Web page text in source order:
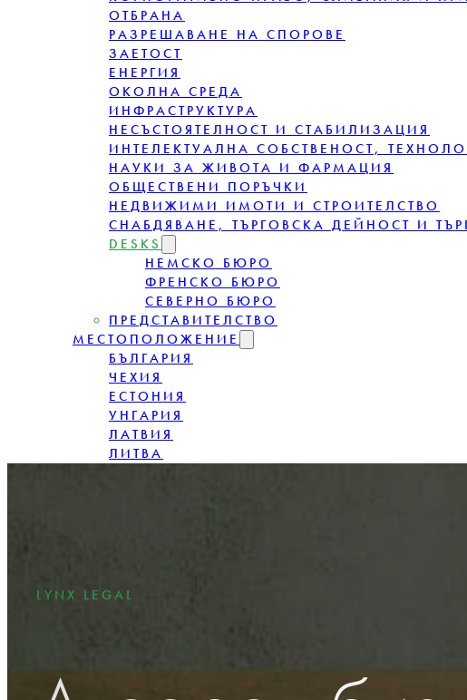
ОТБРАНА
РАЗРЕШАВАНЕ НА СПОРОВЕ
ЗАЕТОСТ
ЕНЕРГИЯ
ОКОЛНА СРЕДА
ИНФРАСТРУКТУРА
НЕСЪСТОЯТЕЛНОСТ И СТАБИЛИЗАЦИЯ
ИНТЕЛЕКТУАЛНА СОБСТВЕНОСТ,
НАУКИ ЗА ЖИВОТА И ФАРМАЦИЯ
ОБЩЕСТВЕНИ ПОРЪЧКИ
НЕДВИЖИМИ ИМОТИ И СТРОИТЕЛСТВО
СНАБДЯВАНЕ, ТЪРГОВСКА ДЕЙНОСТ И
DESKS
НЕМСКО БЮРО
ФРЕНСКО БЮРО
СЕВЕРНО БЮРО
ПРЕДСТАВИТЕЛСТВО
МЕСТОПОЛОЖЕНИЕ
БЪЛГАРИЯ
ЧЕХИЯ
ЕСТОНИЯ
УНГАРИЯ
ЛАТВИЯ
ЛИТВА
LYNX LEGAL